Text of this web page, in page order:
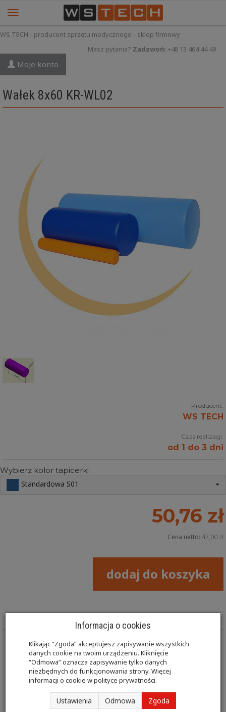
WS TECH - producent sprzętu medycznego - sklep firmowy
Masz pytania? Zadzwoń: +48 13 464 44 49
Moje konto
Wałek 8x60 KR-WL02
Producent:
WS TECH
Czas realizacji:
od 1 do 3 dni
Wybierz kolor tapicerki
Standardowa S01
50,76 zł
Cena netto: 47,00 zł
dodaj do koszyka
Wałek KR-WL02 8x60 średnica x długość w cm.
Kształtki rehabilitacyjne w tym wałki przeznaczone są
do wykonywania ćwiczeń oraz zabiegów
rehabilitacyjnych mających na celu leczenie lub
Informacja o cookies
Klikając “Zgoda” akceptujesz zapisywanie wszystkich
danych cookie na twoim urządzeniu. Kliknięcie
“Odmowa” oznacza zapisywanie tylko danych
niezbędnych do funkcjonowania strony. Więcej
informacji o cookie wpolityce prywatności.
Ustawienia Odmowa Zgoda